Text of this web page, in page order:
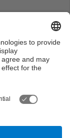
work is
Attribution-